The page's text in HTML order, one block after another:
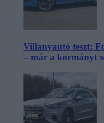
Villanyautó teszt:
– már a kormányt